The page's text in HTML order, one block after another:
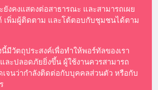
ยังคงแสดงต่อสาธารณะ และสามารถเผย
เพิ่มผู้ติดตาม และโต้ตอบกับชุมชนได้ตาม
มีวัตถุประสงค์เพื่อทำให้พอร์ทัลของเรา
ละปลอดภัยยิ่งขึ้น ผู้ใช้งานควรสามารถ
เจนว่ากำลังติดต่อกับบุคคลส่วนตัว หรือกับ